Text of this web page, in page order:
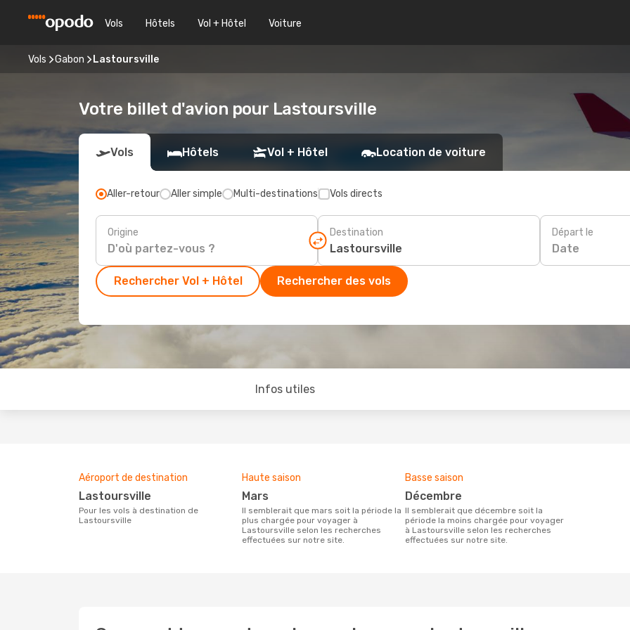
Vols Hôtels Vol + Hôtel Voiture
Vols Gabon Lastoursville
Votre billet d'avion pour Lastoursville
Vols Hôtels Vol + Hôtel Location de voiture
Aller-retour Aller simple Multi-destinations Vols directs
Origine Destination Départ le
Date
Rechercher Vol + Hôtel Rechercher des vols
Infos utiles
Aéroport de destination
Lastoursville
Pour les vols à destination de
Lastoursville
Haute saison
mars
Il semblerait que mars soit la période la
plus chargée pour voyager à
Lastoursville selon les recherches
effectuées sur notre site.
Basse saison
décembre
Il semblerait que décembre soit la
période la moins chargée pour voyager
à Lastoursville selon les recherches
effectuées sur notre site.